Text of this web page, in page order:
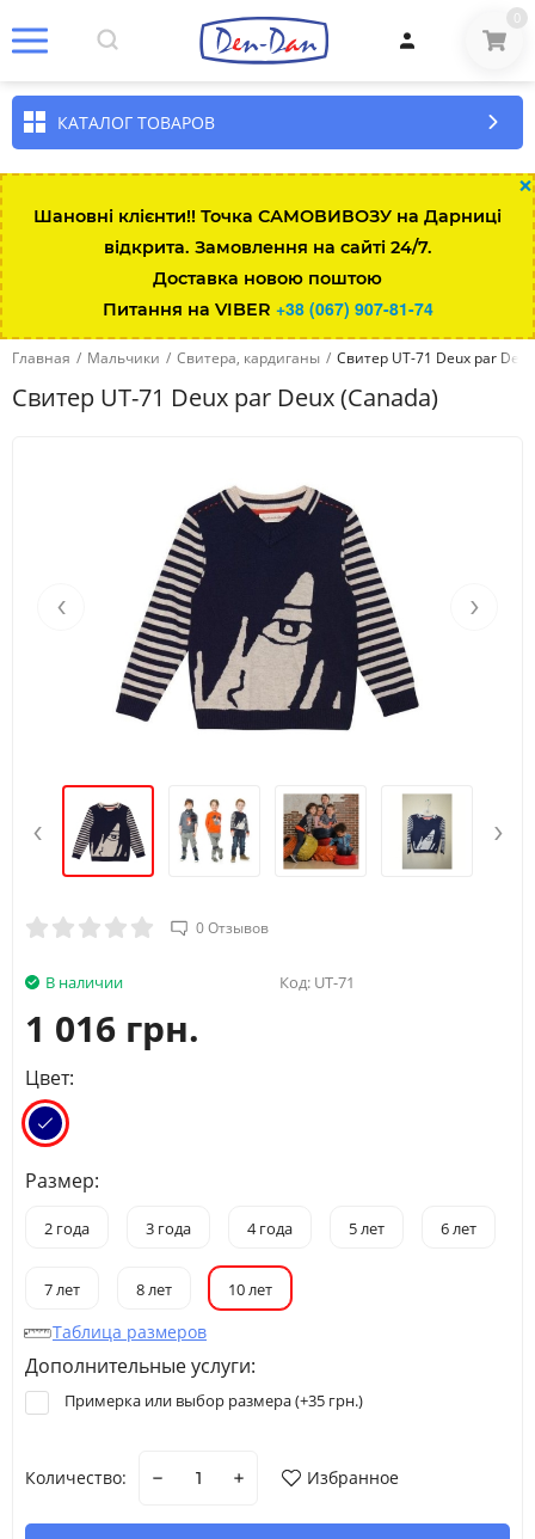
0
КАТАЛОГ ТОВАРОВ
×
Шановні клієнти!! Точка САМОВИВОЗУ на Дарниці
відкрита. Замовлення на сайті 24/7.
Доставка новою поштою
Питання на VIBER +38 (067) 907-81-74
Главная / Мальчики / Свитера, кардиганы / Свитер UT-71 Deux par
Свитер UT-71 Deux par Deux (Canada)
‹ ›
‹ ›
0 Отзывов
В наличии Код: UT-71
1 016 грн.
Цвет:
Размер:
2 года 3 года 4 года 5 лет 6 лет
7 лет 8 лет 10 лет
Таблица размеров
Дополнительные услуги:
Примерка или выбор размера (+35 грн.)
Количество: Избранное